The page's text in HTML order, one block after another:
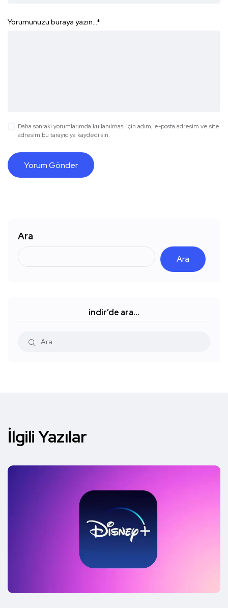
Yorumunuzu buraya yazın...*
Daha sonraki yorumlarımda kullanılması için adım, e-posta adresim ve site
adresim bu tarayıcıya kaydedilsin.
Ara
Ara
indir’de ara…
İlgili Yazılar